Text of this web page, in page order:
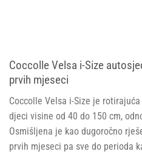
Coccolle Velsa i-Size
prvih mjeseci
Coccolle Velsa i-Size je
djeci visine od 40 do 150 cm,
Osmišljena je kao dugoročno
prvih mjeseci pa sve do perioda